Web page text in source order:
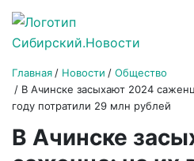
Главная Новости
Общество
В Ачинске засыхают 2024
году потратили 29 млн рублей
В Ачинске